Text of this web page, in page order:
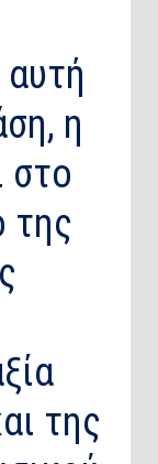
η
στο
της
της